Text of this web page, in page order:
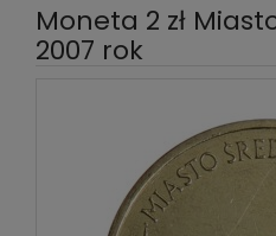
Moneta 2 zł
2007 rok